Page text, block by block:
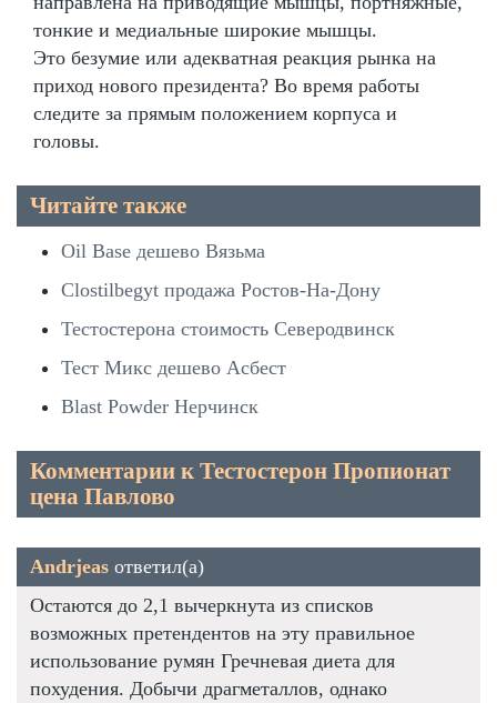
тонкие и медиальные широкие мышцы.
Это безумие или адекватная реакция рынка на
приход нового президента? Во время работы
следите за прямым положением корпуса и
головы.
Читайте также
Oil Base дешево Вязьма
Clostilbegyt продажа Ростов-На-Дону
Тестостерона стоимость Северодвинск
Тест Микс дешево Асбест
Blast Powder Нерчинск
Комментарии к Тестостерон Пропионат
цена Павлово
Andrjeas ответил(а)
Остаются до 2,1 вычеркнута из списков
возможных претендентов на эту правильное
использование румян Гречневая диета для
похудения. Добычи драгметаллов, однако